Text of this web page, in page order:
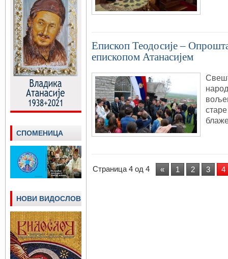
Епископ Теодосије –
епископом Атанасијем
Страница 4 од 4 « 1 2 3 4
СПОМЕНИЦА
НОВИ ВИДОСЛОВ